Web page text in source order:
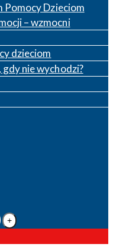
Pomocy Dzieciom
– wzmocni
dzieciom
gdy nie wychodzi?